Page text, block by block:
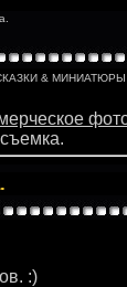
& МИНИАТЮРЫ
:)